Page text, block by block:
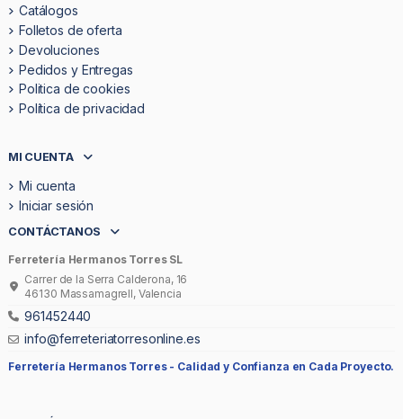
Catálogos
Folletos de oferta
Devoluciones
Pedidos y Entregas
Politica de cookies
Política de privacidad
MI CUENTA
Mi cuenta
Iniciar sesión
CONTÁCTANOS
Ferretería Hermanos Torres SL
Carrer de la Serra Calderona, 16
46130 Massamagrell, Valencia
961452440
info@ferreteriatorresonline.es
Ferretería Hermanos Torres - Calidad y Confianza en Cada Proyecto.